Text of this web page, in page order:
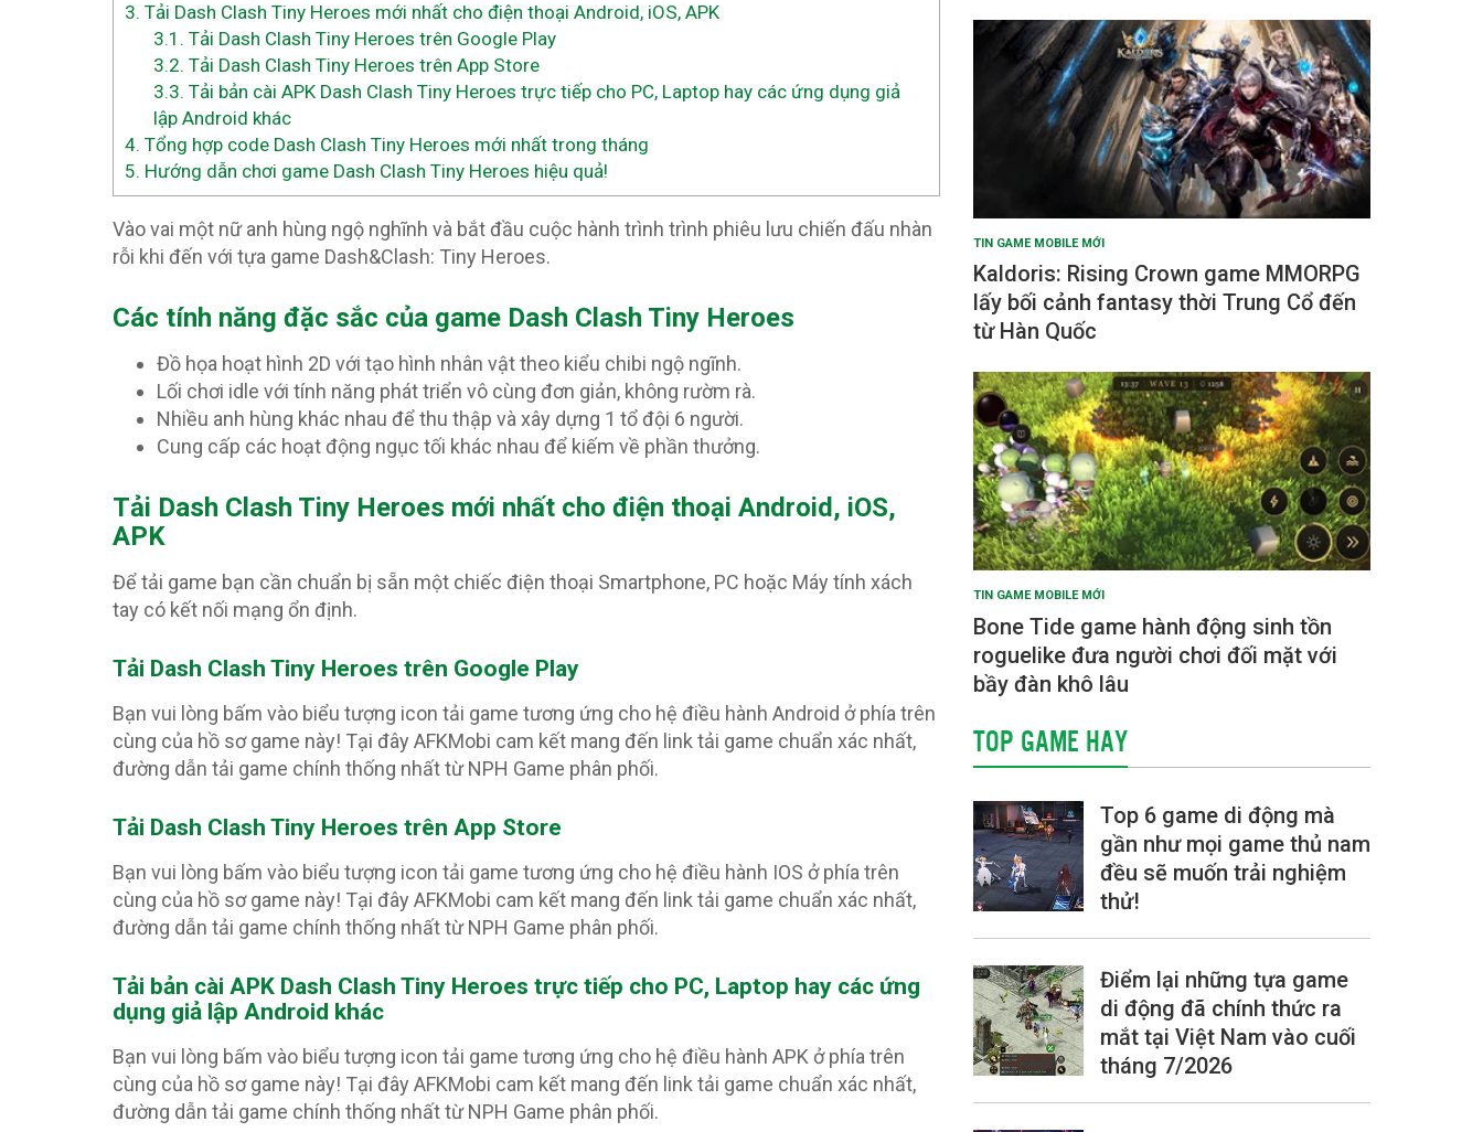
3. Tải Dash Clash Tiny Heroes mới nhất cho điện thoại Android, iOS, APK
3.1. Tải Dash Clash Tiny Heroes trên Google Play
3.2. Tải Dash Clash Tiny Heroes trên App Store
3.3. Tải bản cài APK Dash Clash Tiny Heroes trực tiếp cho PC, Laptop hay các ứng dụng giả
lập Android khác
4. Tổng hợp code Dash Clash Tiny Heroes mới nhất trong tháng
5. Hướng dẫn chơi game Dash Clash Tiny Heroes hiệu quả!
Vào vai một nữ anh hùng ngộ nghĩnh và bắt đầu cuộc hành trình trình phiêu lưu chiến đấu nhàn
rỗi khi đến với tựa game Dash&Clash: Tiny Heroes.
Các tính năng đặc sắc của game Dash Clash Tiny Heroes
Đồ họa hoạt hình 2D với tạo hình nhân vật theo kiểu chibi ngộ ngĩnh.
Lối chơi idle với tính năng phát triển vô cùng đơn giản, không rườm rà.
Nhiều anh hùng khác nhau để thu thập và xây dựng 1 tổ đội 6 người.
Cung cấp các hoạt động ngục tối khác nhau để kiếm về phần thưởng.
Tải Dash Clash Tiny Heroes mới nhất cho điện thoại Android, iOS,
APK
Để tải game bạn cần chuẩn bị sẵn một chiếc điện thoại Smartphone, PC hoặc Máy tính xách
tay có kết nối mạng ổn định.
Tải Dash Clash Tiny Heroes trên Google Play
Bạn vui lòng bấm vào biểu tượng icon tải game tương ứng cho hệ điều hành Android ở phía trên
cùng của hồ sơ game này! Tại đây AFKMobi cam kết mang đến link tải game chuẩn xác nhất,
đường dẫn tải game chính thống nhất từ NPH Game phân phối.
Tải Dash Clash Tiny Heroes trên App Store
Bạn vui lòng bấm vào biểu tượng icon tải game tương ứng cho hệ điều hành IOS ở phía trên
cùng của hồ sơ game này! Tại đây AFKMobi cam kết mang đến link tải game chuẩn xác nhất,
đường dẫn tải game chính thống nhất từ NPH Game phân phối.
Tải bản cài APK Dash Clash Tiny Heroes trực tiếp cho PC, Laptop hay các ứng
dụng giả lập Android khác
Bạn vui lòng bấm vào biểu tượng icon tải game tương ứng cho hệ điều hành APK ở phía trên
cùng của hồ sơ game này! Tại đây AFKMobi cam kết mang đến link tải game chuẩn xác nhất,
đường dẫn tải game chính thống nhất từ NPH Game phân phối.
TIN GAME MOBILE MỚI
Kaldoris: Rising Crown game MMORPG
lấy bối cảnh fantasy thời Trung Cổ đến
từ Hàn Quốc
TIN GAME MOBILE MỚI
Bone Tide game hành động sinh tồn
roguelike đưa người chơi đối mặt với
bầy đàn khô lâu
TOP GAME HAY
Top 6 game di động mà
gần như mọi game thủ nam
đều sẽ muốn trải nghiệm
thử!
Điểm lại những tựa game
di động đã chính thức ra
mắt tại Việt Nam vào cuối
tháng 7/2026